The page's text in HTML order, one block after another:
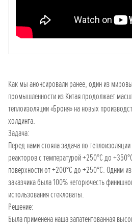
Как мы анонсировали ранее, один из
промышленности из Китая продолжает
теплоизоляции «Броня» на новых
холдинга.
Задача:
Перед нами стояла задача по
реакторов с температурой +250°C до
поверхности от +200°C до +250°C. Одним
заказчика была 100% негорючесть
использования стекловаты.
Решение:
Была применена наша запатентованная